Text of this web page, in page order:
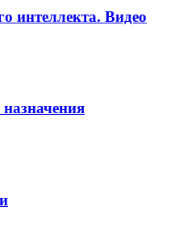
интеллекта. Видео